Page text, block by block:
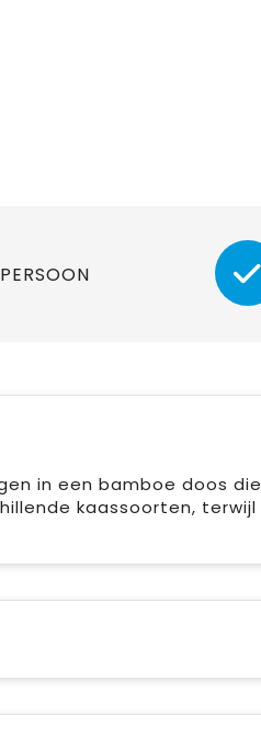
in een bamboe doos die
kaassoorten, terwijl